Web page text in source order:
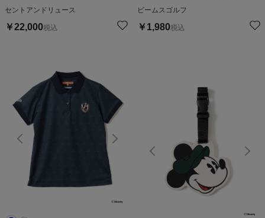
セントアンドリュース
￥22,000税込
ビームスゴルフ
￥ 1,980税込